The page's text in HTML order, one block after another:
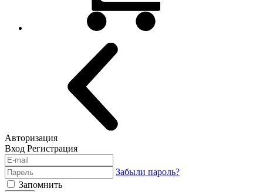
Авторизация
Вход Регистрация
Забыли пароль?
Запомнить